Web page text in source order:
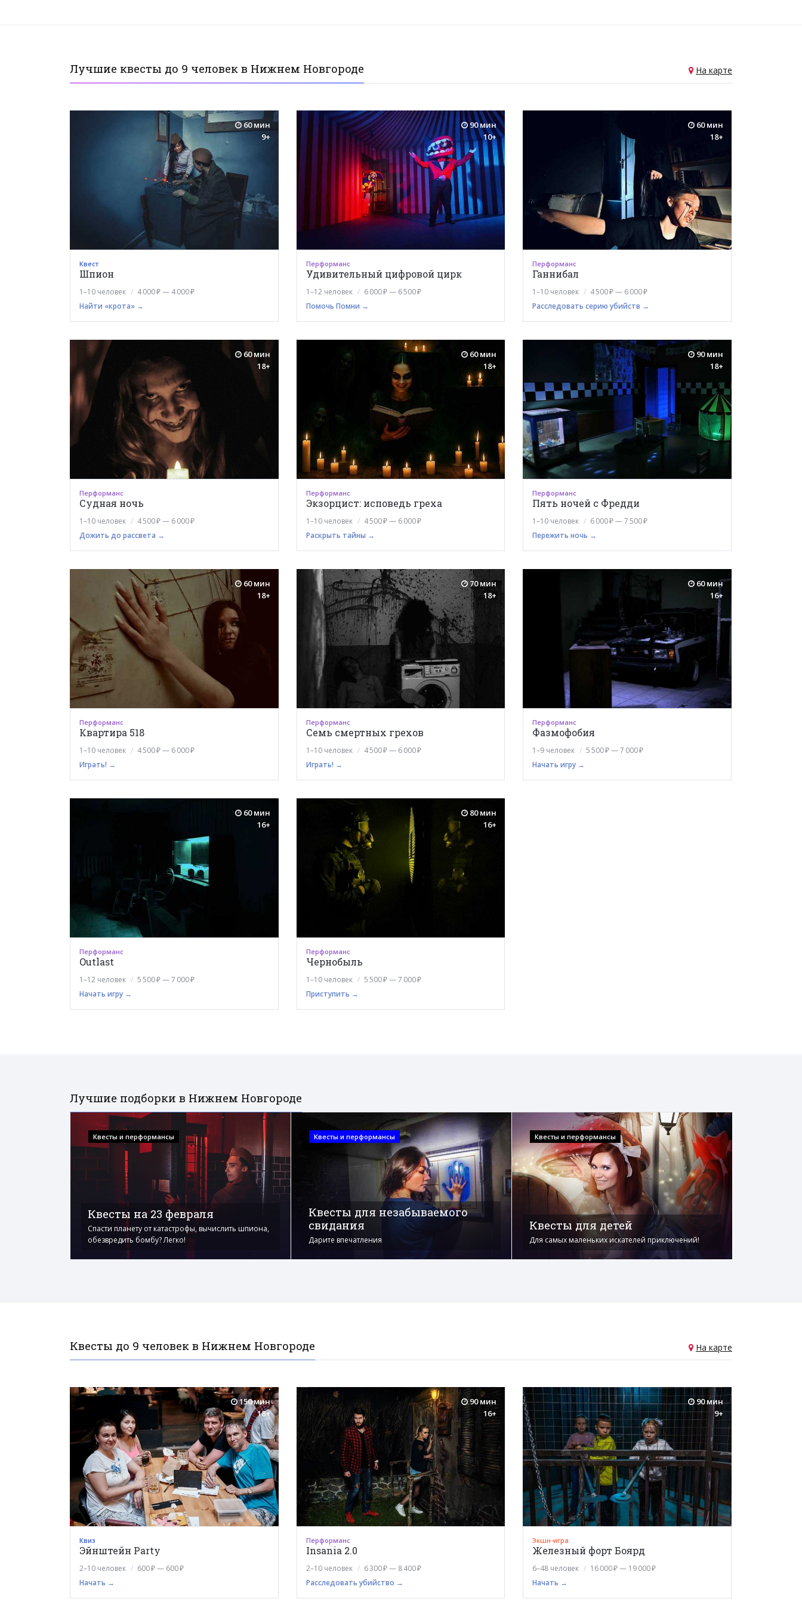
Лучшие квесты до 9 человек в Нижнем Новгороде На карте
60 мин
9+
Квест
Шпион
1–10 человек
4 000 ₽ — 4 000 ₽
Найти «крота» →
90 мин
10+
Перформанс
Удивительный цифровой цирк
1–12 человек
6 000 ₽ — 6 500 ₽
Помочь Помни →
60 мин
18+
Перформанс
Ганнибал
1–10 человек
4 500 ₽ — 6 000 ₽
Расследовать серию убийств →
60 мин
18+
Перформанс
Судная ночь
1–10 человек
4 500 ₽ — 6 000 ₽
Дожить до рассвета →
60 мин
18+
Перформанс
Экзорцист: исповедь греха
1–10 человек
4 500 ₽ — 6 000 ₽
Раскрыть тайны →
90 мин
18+
Перформанс
Пять ночей с Фредди
1–10 человек
6 000 ₽ — 7 500 ₽
Пережить ночь →
60 мин
18+
Перформанс
Квартира 518
1–10 человек
4 500 ₽ — 6 000 ₽
Играть! →
70 мин
18+
Перформанс
Семь смертных грехов
1–10 человек
4 500 ₽ — 6 000 ₽
Играть! →
60 мин
16+
Перформанс
Фазмофобия
1–9 человек
5 500 ₽ — 7 000 ₽
Начать игру →
60 мин
16+
Перформанс
Outlast
1–12 человек
5 500 ₽ — 7 000 ₽
Начать игру →
80 мин
16+
Перформанс
Чернобыль
1–10 человек
5 500 ₽ — 7 000 ₽
Приступить →
Лучшие подборки в Нижнем Новгороде
Квесты и перформансы
Квесты на 23 февраля
Спасти планету от катастрофы, вычислить шпиона,
обезвредить бомбу? Легко!
Квесты и перформансы
Квесты для незабываемого
свидания
Дарите впечатления
Квесты и перформансы
Квесты для детей
Для самых маленьких искателей приключений!
Квесты до 9 человек в Нижнем Новгороде На карте
150 мин
18+
Квиз
Эйнштейн Party
2–10 человек
600 ₽ — 600 ₽
Начать →
90 мин
16+
Перформанс
Insania 2.0
2–10 человек
6 300 ₽ — 8 400 ₽
Расследовать убийство →
90 мин
9+
Экшн-игра
Железный форт Боярд
6–48 человек
16 000 ₽ — 19 000 ₽
Начать →